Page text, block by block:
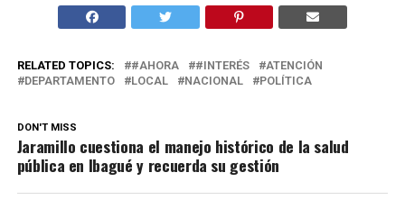
RELATED TOPICS: #AHORA #INTERÉS
ATENCIÓN
DEPARTAMENTO
LOCAL NACIONAL POLÍTICA
DON'T MISS
Jaramillo cuestiona el manejo histórico de la salud
pública en Ibagué y recuerda su gestión